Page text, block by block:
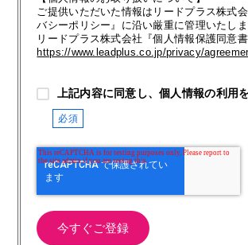
ご提供いただいた情報はリードプラス株式
バシーポリシー』に沿い厳重に管理いたしま
リードプラス株式会社『個人情報保護同意書
https://www.leadplus.co.jp/privacy/
上記内容に同意し、個人情報の利用